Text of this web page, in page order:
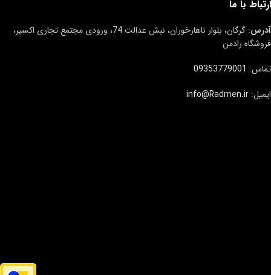
ارتباط با ما
آدرس
: گرگان، بلوار ناهارخوران، نبش عدالت 74، ورودی مجتمع تجاری اکسیر،
فروشگاه رادمن
تماس: 09353779001
ایمیل: info@Radmen.ir